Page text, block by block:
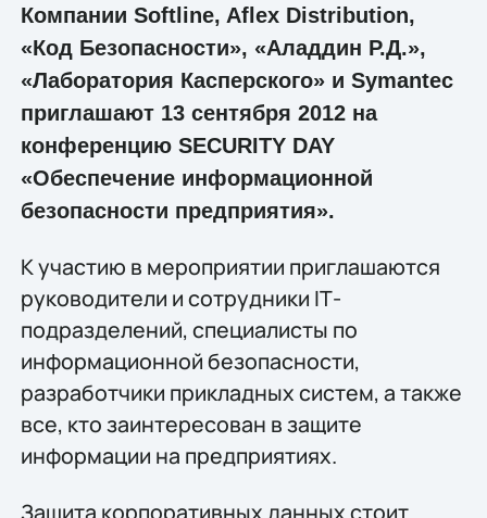
Компании Softline, Aflex Distribution,
«Код Безопасности», «Аладдин Р.Д.»,
«Лаборатория Касперского» и Symantec
приглашают 13 сентября 2012 на
конференцию SECURITY DAY
«Обеспечение информационной
безопасности предприятия».
К участию в мероприятии приглашаются
руководители и сотрудники IТ-
подразделений, специалисты по
информационной безопасности,
разработчики прикладных систем, а также
все, кто заинтересован в защите
информации на предприятиях.
Защита корпоративных данных стоит